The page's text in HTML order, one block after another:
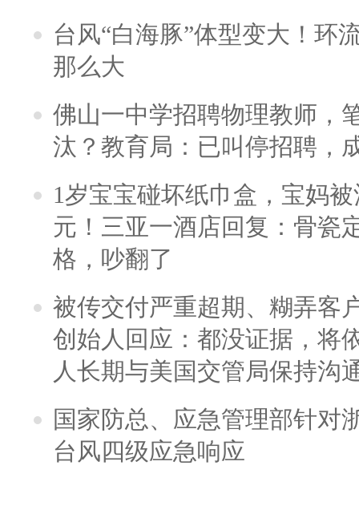
台风“白海豚”体型变大！环
那么大
佛山一中学招聘物理教师，
汰？教育局：已叫停招聘，
1岁宝宝碰坏纸巾盒，宝妈
元！三亚一酒店回复：骨瓷
格，吵翻了
被传交付严重超期、糊弄客
创始人回应：都没证据，将
人长期与美国交管局保持沟
国家防总、应急管理部针对
台风四级应急响应